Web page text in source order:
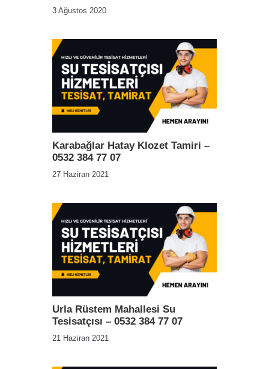
3 Ağustos 2020
Karabağlar Hatay Klozet Tamiri –
0532 384 77 07
27 Haziran 2021
Urla Rüstem Mahallesi Su
Tesisatçısı – 0532 384 77 07
21 Haziran 2021